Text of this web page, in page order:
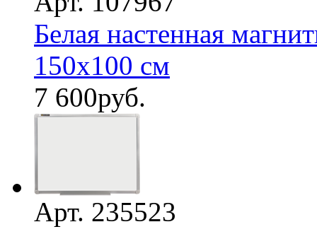
Белая настенная
150х100 см
7 600руб.
Арт. 235523